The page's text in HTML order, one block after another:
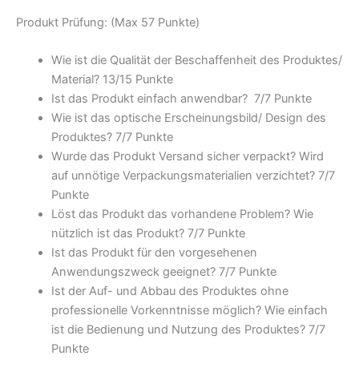
Produkt Prüfung: (Max 57 Punkte)
Wie ist die Qualität der Beschaffenheit des Produktes/
Material? 13/15 Punkte
Ist das Produkt einfach anwendbar? 7/7 Punkte
Wie ist das optische Erscheinungsbild/ Design des
Produktes? 7/7 Punkte
Wurde das Produkt Versand sicher verpackt? Wird
auf unnötige Verpackungsmaterialien verzichtet? 7/7
Punkte
Löst das Produkt das vorhandene Problem? Wie
nützlich ist das Produkt? 7/7 Punkte
Ist das Produkt für den vorgesehenen
Anwendungszweck geeignet? 7/7 Punkte
Ist der Auf- und Abbau des Produktes ohne
professionelle Vorkenntnisse möglich? Wie einfach
ist die Bedienung und Nutzung des Produktes? 7/7
Punkte